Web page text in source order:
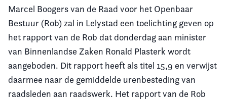
Marcel Boogers van de Raad voor het Openbaar
Bestuur (Rob) zal in Lelystad een toelichting geven op
het rapport van de Rob dat donderdag aan minister
van Binnenlandse Zaken Ronald Plasterk wordt
aangeboden. Dit rapport heeft als titel 15,9 en verwijst
daarmee naar de gemiddelde urenbesteding van
raadsleden aan raadswerk. Het rapport van de Rob